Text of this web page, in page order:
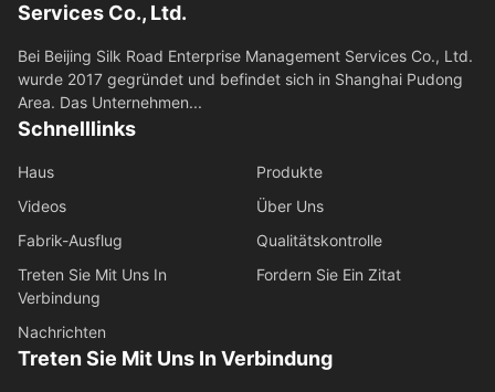
Services Co., Ltd.
Bei Beijing Silk Road Enterprise Management Services Co., Ltd.
wurde 2017 gegründet und befindet sich in Shanghai Pudong
Area. Das Unternehmen...
Schnelllinks
Haus
Produkte
Videos
Über Uns
Fabrik-Ausflug
Qualitätskontrolle
Treten Sie Mit Uns In
Verbindung
Fordern Sie Ein Zitat
Nachrichten
Treten Sie Mit Uns In Verbindung